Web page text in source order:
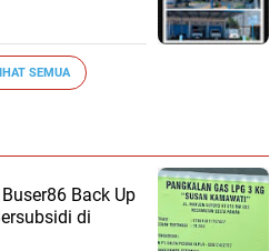
SEMUA
Back Up
di